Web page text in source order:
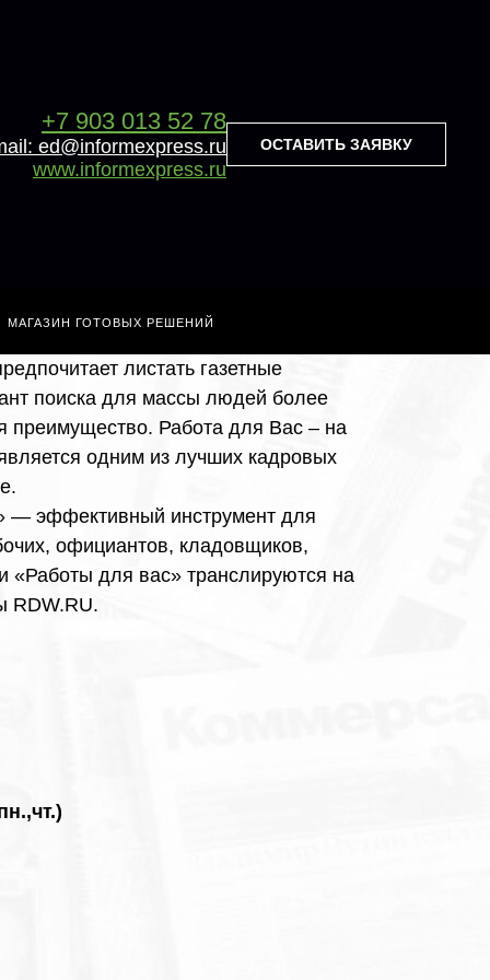
+7 903 013 52 78
ed@informexpress.ru
www.informexpress.ru
ОСТАВИТЬ ЗАЯВКУ
+7 903 013 52 78
e-mail: ed@informexpress.ru
www.informexpress.ru
Оставить заявку
МАГАЗИН ГОТОВЫХ РЕШЕНИЙ
людей ищет работу через
листать газетные
поиска для массы людей более
преимущество. Работа для Вас – на
одним из лучших кадровых
— эффективный инструмент для
официантов, кладовщиков,
«Работы для вас» транслируются на
RDW.RU.